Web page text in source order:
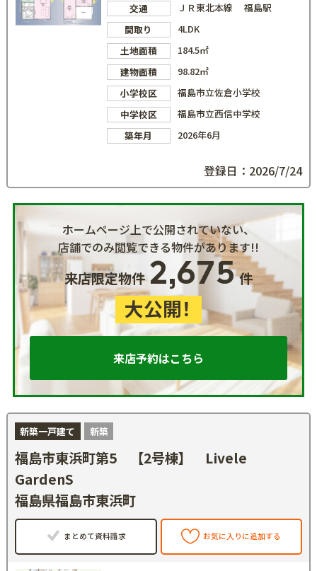
交通
ＪＲ東北本線 福島駅
間取り
4LDK
土地面積
184.5㎡
建物面積
98.82㎡
小学校区
福島市立佐倉小学校
中学校区
福島市立西信中学校
築年月
2026年6月
登録日：2026/7/24
ホームページ上で公開されていない、
店舗でのみ閲覧できる物件があります!!
来店限定物件2,675件
大公開！
来店予約はこちら
新築一戸建て 新築
福島市東浜町第5 【2号棟】 Livele
GardenS
福島県福島市東浜町
まとめて資料請求 お気に入りに追加する